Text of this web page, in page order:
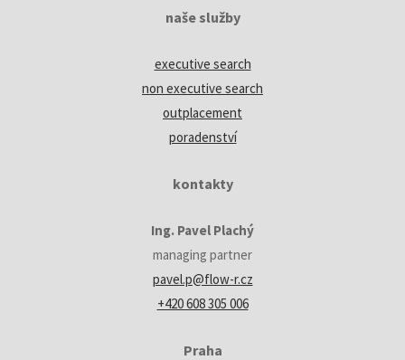
naše služby
executive search
non executive search
outplacement
poradenství
kontakty
Ing. Pavel Plachý
managing partner
pavel.p@flow-r.cz
+420 608 305 006
Praha